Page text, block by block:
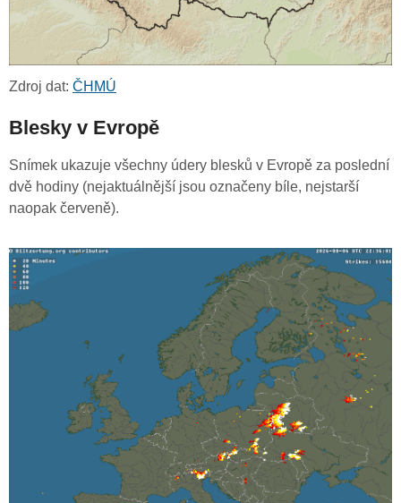
Zdroj dat: ČHMÚ
Blesky v Evropě
Snímek ukazuje všechny údery blesků v Evropě za poslední
dvě hodiny (nejaktuálnější jsou označeny bíle, nejstarší
naopak červeně).